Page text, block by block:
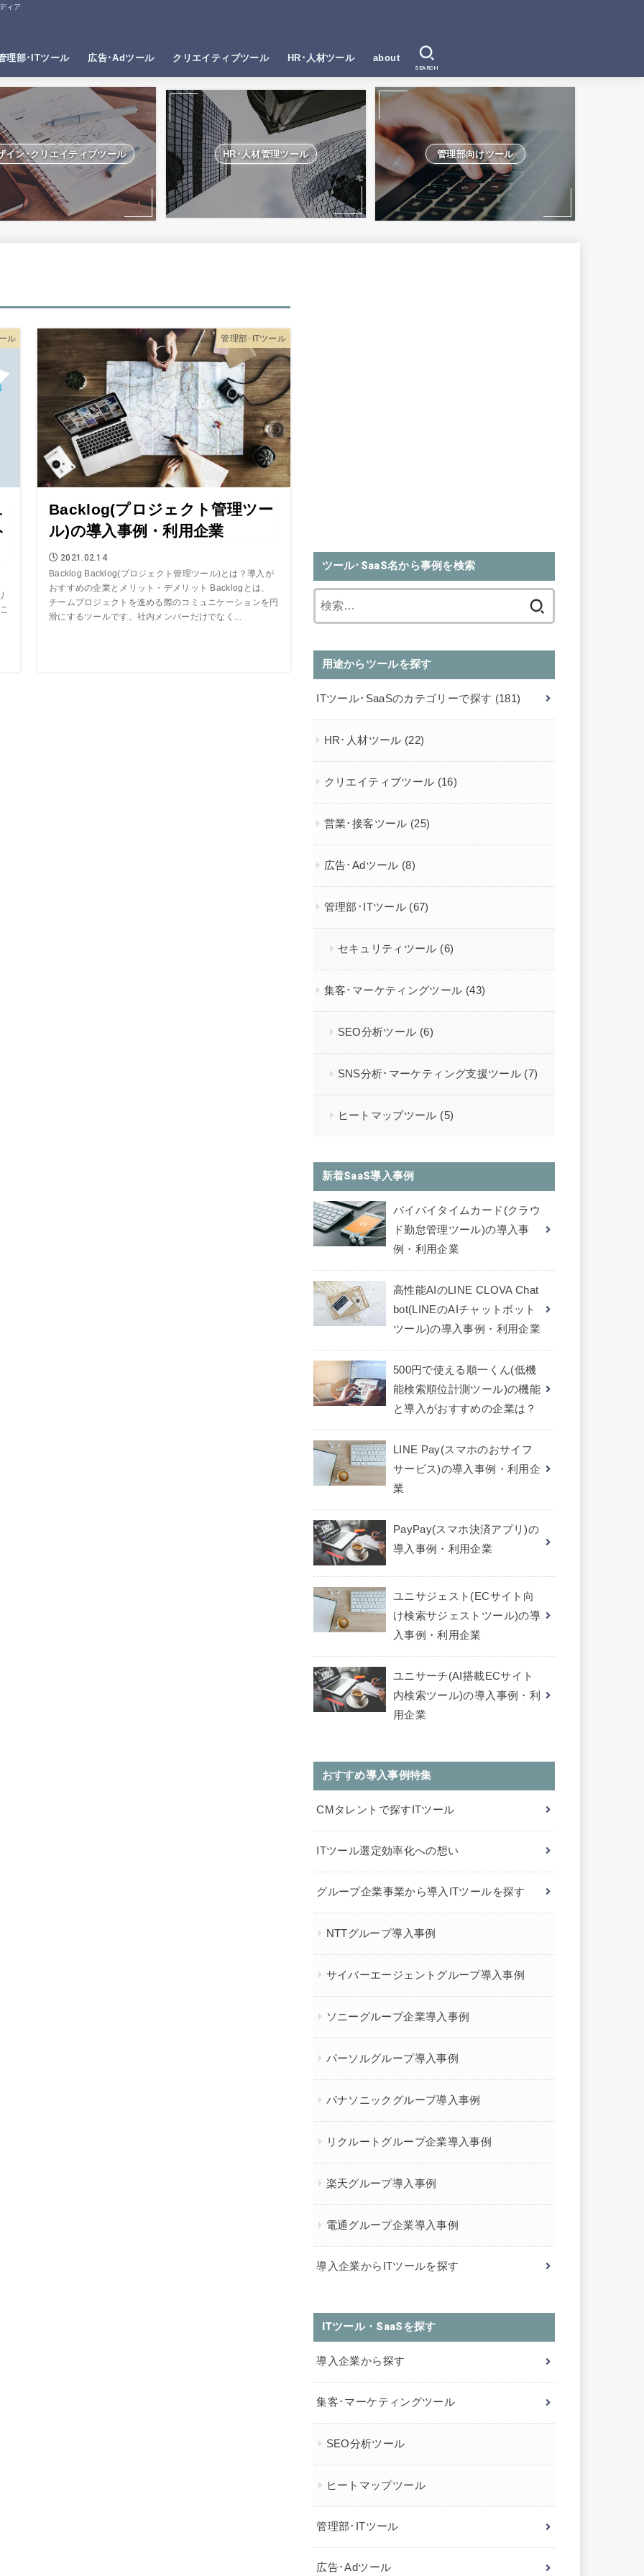
ィア
理部･ITツール 広告･Adツール クリエイティブツール HR･人材ツール about
SEARCH
イン･クリエイティブツール HR･人材管理ツール 管理部向けツール
ル 管理部･ITツール
Backlog(プロジェクト管理ツー
ル)の導入事例・利用企業
2021.02.14
Backlog Backlog(プロジェクト管理ツール)とは？導入が
おすすめの企業とメリット・デメリット Backlogとは、
チームプロジェクトを進める際のコミュニケーションを円
滑にするツールです。社内メンバーだけでなく...
ツール･SaaS名から事例を検索
用途からツールを探す
ITツール･SaaSのカテゴリーで探す (181)
HR･人材ツール (22)
クリエイティブツール (16)
営業･接客ツール (25)
広告･Adツール (8)
管理部･ITツール (67)
セキュリティツール (6)
集客･マーケティングツール (43)
SEO分析ツール (6)
SNS分析･マーケティング支援ツール (7)
ヒートマップツール (5)
新着SaaS導入事例
バイバイタイムカード(クラウ
ド勤怠管理ツール)の導入事
例・利用企業
高性能AIのLINE CLOVA Chat
bot(LINEのAIチャットボット
ツール)の導入事例・利用企業
500円で使える順一くん(低機
能検索順位計測ツール)の機能
と導入がおすすめの企業は？
LINE Pay(スマホのおサイフ
サービス)の導入事例・利用企
業
PayPay(スマホ決済アプリ)の
導入事例・利用企業
ユニサジェスト(ECサイト向
け検索サジェストツール)の導
入事例・利用企業
ユニサーチ(AI搭載ECサイト
内検索ツール)の導入事例・利
用企業
おすすめ導入事例特集
CMタレントで探すITツール
ITツール選定効率化への想い
グループ企業事業から導入ITツールを探す
NTTグループ導入事例
サイバーエージェントグループ導入事例
ソニーグループ企業導入事例
パーソルグループ導入事例
パナソニックグループ導入事例
リクルートグループ企業導入事例
楽天グループ導入事例
電通グループ企業導入事例
導入企業からITツールを探す
ITツール・SaaSを探す
導入企業から探す
集客･マーケティングツール
SEO分析ツール
ヒートマップツール
管理部･ITツール
広告･Adツール